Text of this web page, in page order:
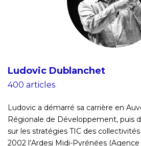
Ludovic Dublanchet
400 articles
Ludovic a démarré sa carrière en
Régionale de Développement, puis
sur les stratégies TIC des
2002 l’Ardesi Midi-Pyrénées